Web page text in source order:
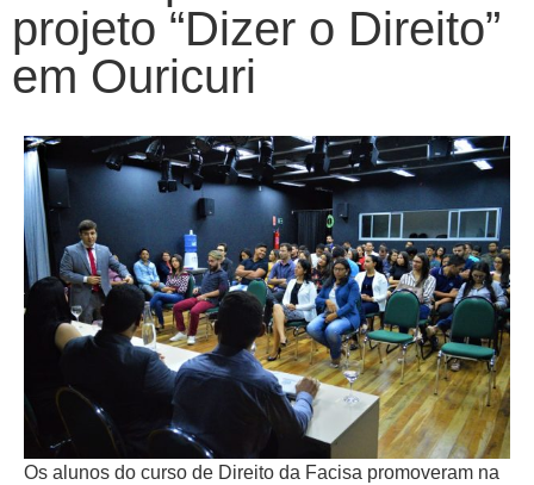
projeto “Dizer o Direito”
em Ouricuri
Os alunos do curso de Direito da Facisa promoveram na